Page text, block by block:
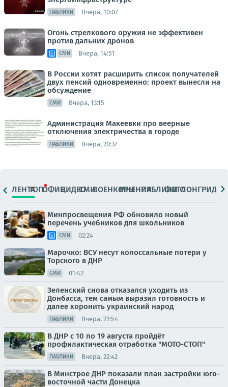
ПАБЛИКИ Вчера, 10:07
Огонь стрелкового оружия не эффективен
против дальних дронов
СМИ Вчера, 14:51
В России хотят расширить список получателей
двух пенсий одновременно: проект вынесли на
обсуждение
СМИ Вчера, 13:15
Администрация Макеевки про веерные
отключения электричества в городе
ПАБЛИКИ Вчера, 20:37
ЛЕНТАТОПОФИЦ.ВИДЕОСМИВОЕНКОРЫМНЕНИЯПАБЛИКИ
ФОТОЛОНГРИДЫ
Минпросвещения РФ обновило новый
перечень учебников для школьников
СМИ 02:24
Марочко: ВСУ несут колоссальные потери у
Торского в ДНР
СМИ 01:42
Зеленский снова отказался уходить из
Донбасса, тем самым выразил готовность и
далее хоронить украинский народ
ПАБЛИКИ Вчера, 22:54
В ДНР с 10 по 19 августа пройдёт
профилактическая отработка "МОТО-СТОП"
ПАБЛИКИ Вчера, 22:42
В Минстрое ДНР показали план застройки юго-
восточной части Донецка